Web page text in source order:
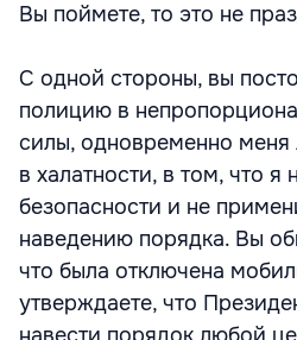
Вы поймете, то это не
С одной стороны, вы
полицию в
силы, одновременно меня
в халатности, в том, что я
безопасности и не
наведению порядка. Вы
что была отключена
утверждаете, что